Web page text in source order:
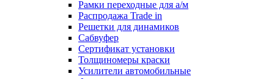
Рамки переходные для а/м
Распродажа Trade in
Решетки для динамиков
Сабвуфер
Сертификат установки
Толщиномеры краски
Усилители автомобильные